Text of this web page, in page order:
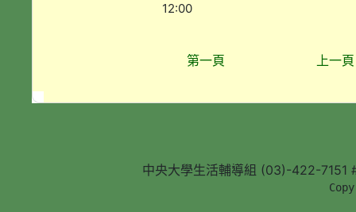
12:00
第一頁 上一頁
中央大學生活輔導組 (03)-422-7151